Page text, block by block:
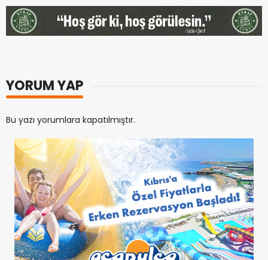
YORUM YAP
Bu yazı yorumlara kapatılmıştır.